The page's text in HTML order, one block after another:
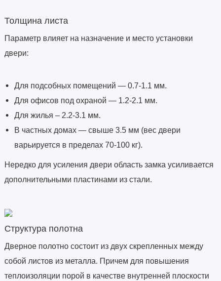
Толщина листа
Параметр влияет на назначение и место установки
двери:
Для подсобных помещений — 0.7-1.1 мм.
Для офисов под охраной — 1.2-2.1 мм.
Для жилья – 2.2-3.1 мм.
В частных домах — свыше 3.5 мм (вес двери
варьируется в пределах 70-100 кг).
Нередко для усиления двери область замка усиливается
дополнительными пластинами из стали.
Структура полотна
Дверное полотно состоит из двух скрепленных между
собой листов из металла. Причем для повышения
теплоизоляции порой в качестве внутренней плоскости